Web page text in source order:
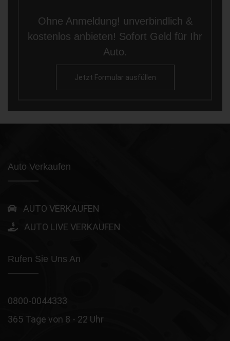
Ohne Anmeldung! unverbindlich &
kostenlos anbieten! Sofort Geld für Ihr
Auto.
Jetzt Formular ausfüllen
Auto Verkaufen
AUTO VERKAUFEN
AUTO LIVE VERKAUFEN
Rufen Sie Uns An
0800-0044333
365 Tage von 8 - 22 Uhr